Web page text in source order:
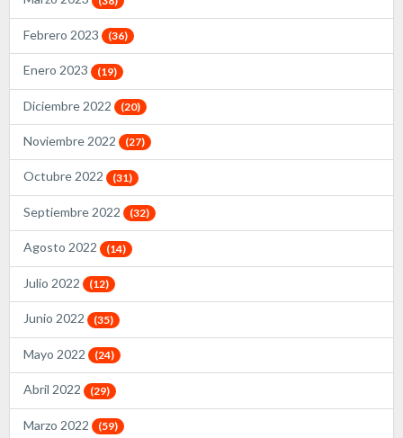
Febrero 2023 (36)
Enero 2023 (19)
Diciembre 2022 (20)
Noviembre 2022 (27)
Octubre 2022 (31)
Septiembre 2022 (32)
Agosto 2022 (14)
Julio 2022 (12)
Junio 2022 (35)
Mayo 2022 (24)
Abril 2022 (29)
Marzo 2022 (59)